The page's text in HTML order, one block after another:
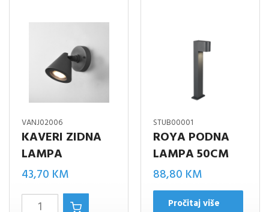
VANJ02006
KAVERI ZIDNA
LAMPA
43,70 KM
KAVERI
STUB00001
ROYA PODNA
LAMPA 50CM
88,80 KM
Pročitaj više